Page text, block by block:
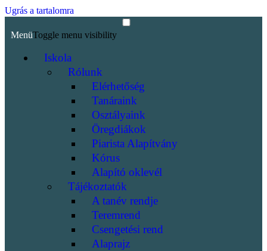
Ugrás a tartalomra
MenüToggle menu visibility
Iskola
Rólunk
Elérhetőség
Tanáraink
Osztályaink
Öregdiákok
Piarista Alapítvány
Kórus
Alapító oklevél
Tájékoztatók
A tanév rendje
Teremrend
Csengetési rend
Alaprajz